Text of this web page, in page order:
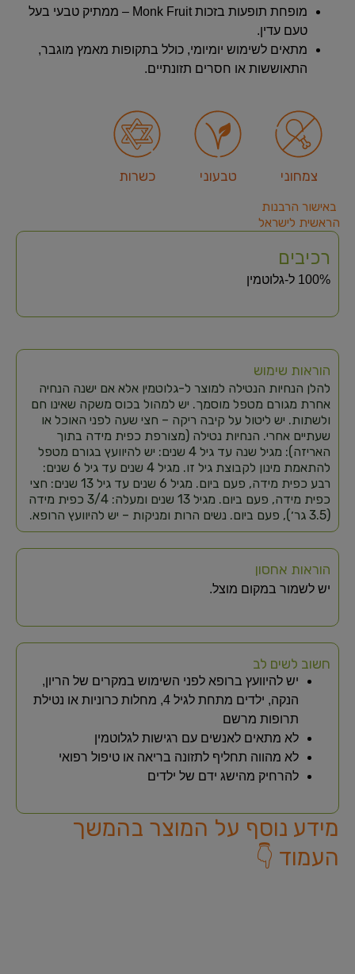
מופחת תופעות בזכות Monk Fruit – ממתיק טבעי בעל
טעם עדין.
מתאים לשימוש יומיומי, כולל בתקופות מאמץ מוגבר,
התאוששות או חסרים תזונתיים.
צמחוני טבעוני כשרות
באישור הרבנות
הראשית לישראל
רכיבים
100% ל-גלוטמין
הוראות שימוש
להלן הנחיות הנטילה למוצר ל-גלוטמין אלא אם ישנה הנחיה
אחרת מגורם מטפל מוסמך. יש למהול בכוס משקה שאינו חם
ולשתות. יש ליטול על קיבה ריקה – חצי שעה לפני האוכל או
שעתיים אחרי. הנחיות נטילה (מצורפת כפית מידה בתוך
האריזה): מגיל שנה עד גיל 4 שנים: יש להיוועץ בגורם מטפל
להתאמת מינון לקבוצת גיל זו. מגיל 4 שנים עד גיל 6 שנים:
רבע כפית מידה, פעם ביום. מגיל 6 שנים עד גיל 13 שנים: חצי
כפית מידה, פעם ביום. מגיל 13 שנים ומעלה: 3/4 כפית מידה
(3.5 גר׳), פעם ביום. נשים הרות ומניקות – יש להיוועץ הרופא.
הוראות אחסון
יש לשמור במקום מוצל.
חשוב לשים לב
יש להיוועץ ברופא לפני השימוש במקרים של הריון,
הנקה, ילדים מתחת לגיל 4, מחלות כרוניות או נטילת
תרופות מרשם
לא מתאים לאנשים עם רגישות לגלוטמין
לא מהווה תחליף לתזונה בריאה או טיפול רפואי
להרחיק מהישג ידם של ילדים
מידע נוסף על המוצר בהמשך
העמוד 👇